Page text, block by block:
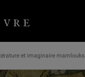
à l'accueil
et imaginaire mamlouks